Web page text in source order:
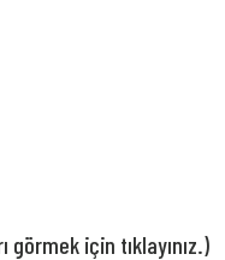
görmek için tıklayınız.)